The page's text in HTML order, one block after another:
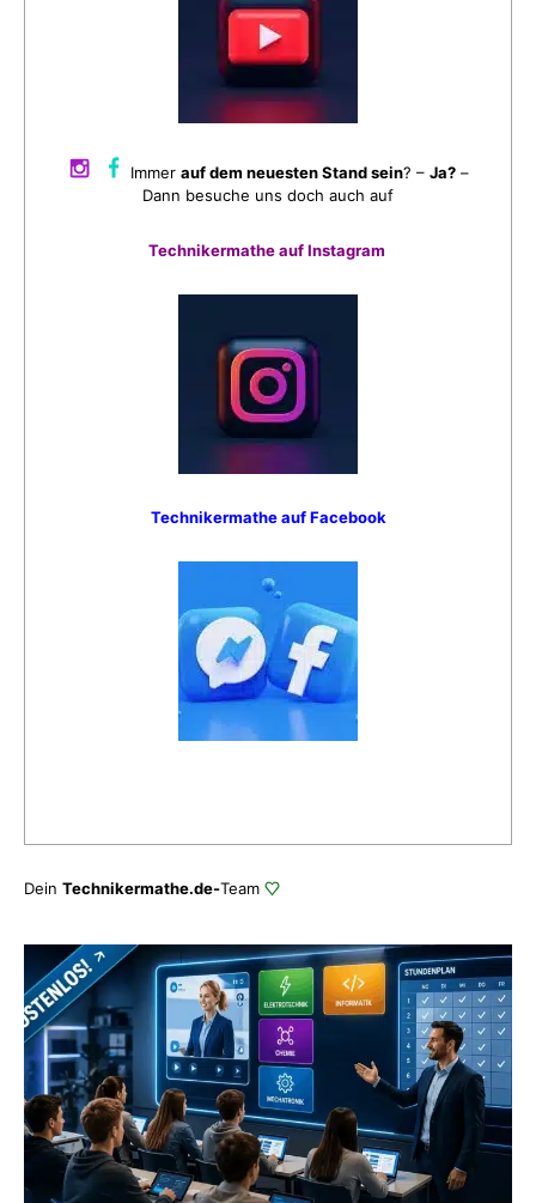
Immerauf dem neuesten Stand sein? –Ja? –
Dann besuche uns doch auch auf
Technikermathe auf Instagram
Technikermathe auf Facebook
Dein Technikermathe.de-Team